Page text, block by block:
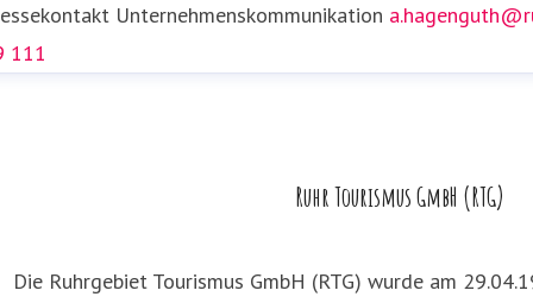
Presse- und Öffentlichkeitsarbeit
Unternehmenskommunikation
111
Ruhr Tourismus GmbH (RTG)
Die Ruhrgebiet Tourismus GmbH (RTG) wurde am